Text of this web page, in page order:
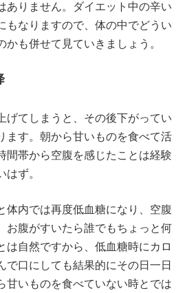
ありません。ダイエット中の辛い
もなりますので、体の中でどうい
かも併せて見ていきましょう。
げてしまうと、その後下がってい
ます。朝から甘いものを食べて活
間帯から空腹を感じたことは経験
はず。
体内では再度低血糖になり、空腹
お腹がすいたら誰でもちょっと何
は自然ですから、低血糖時にカロ
で口にしても結果的にその日一日
甘いものを食べていない時とでは